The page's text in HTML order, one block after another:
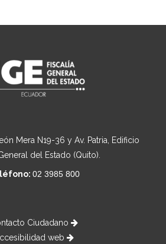
Mera N19-36 y Av. Patria, Edificio
del Estado (Quito).
02 3985 800
Ciudadano
web